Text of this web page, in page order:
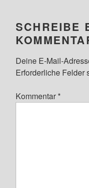
SCHREIBE
Deine E-Mail-
Erforderliche Felder
Kommentar *